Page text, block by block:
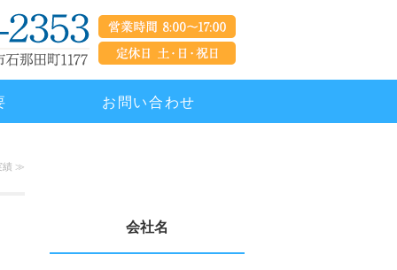
設計・施工なら有限会社 大草鉄工
お問い合わせ
績 ≫
会社名